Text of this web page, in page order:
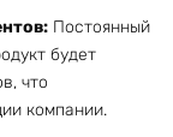
Постоянный
будет
что
компании.